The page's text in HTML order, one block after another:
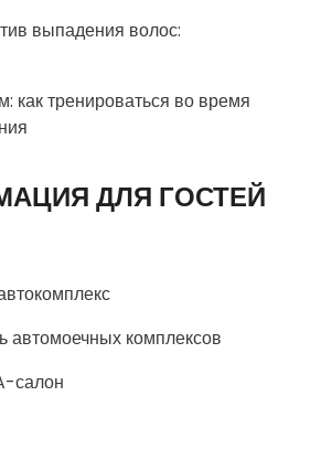
выпадения волос:
как тренироваться во время
ДЛЯ ГОСТЕЙ
автомоечных комплексов
салон